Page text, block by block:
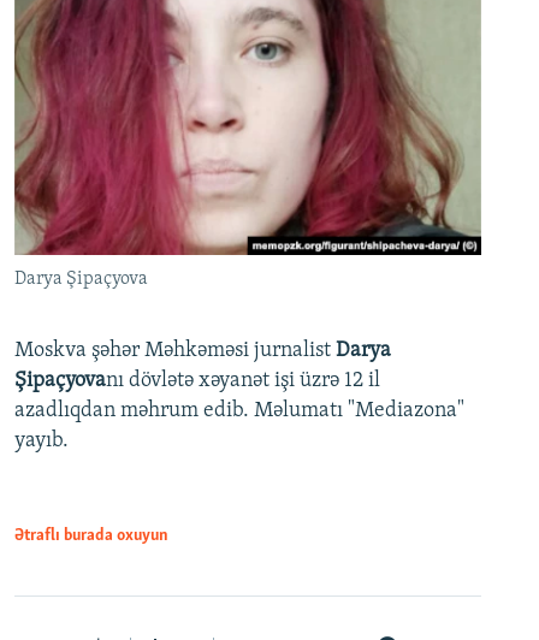
Darya Şipaçyova
Moskva şəhər Məhkəməsi jurnalist Darya
Şipaçyovanı dövlətə xəyanət işi üzrə 12 il
azadlıqdan məhrum edib. Məlumatı "Mediazona"
yayıb.
Ətraflı burada oxuyun